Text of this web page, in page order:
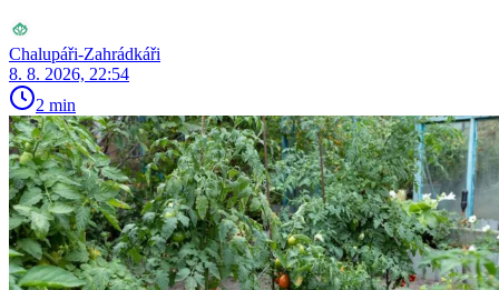
Chalupáři-Zahrádkáři
8. 8. 2026, 22:54
2 min